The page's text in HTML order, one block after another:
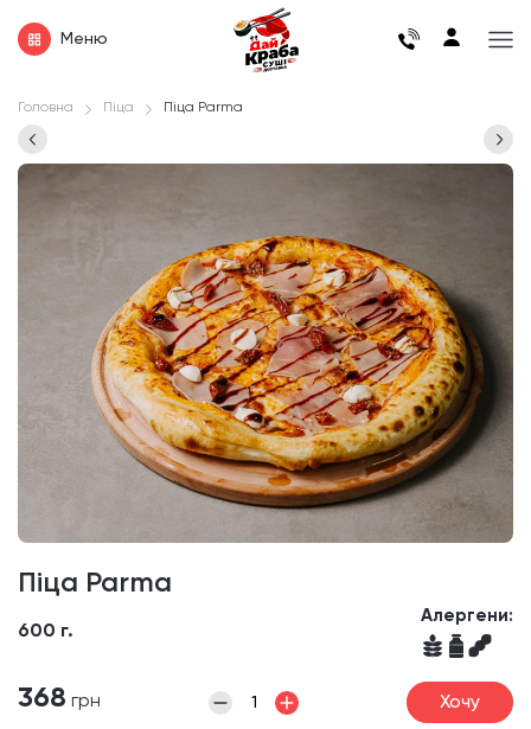
Меню
Головна Піца Піца Parma
Піца Parma
600 г.
Алергени:
368 грн Хочу